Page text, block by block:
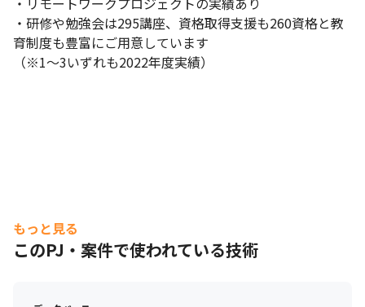
・研修や勉強会は295講座、資格取得支援も260資格と教
育制度も豊富にご用意しています
（※1～3いずれも2022年度実績）
ンです。
もっと見る
このPJ・案件で使われている技術